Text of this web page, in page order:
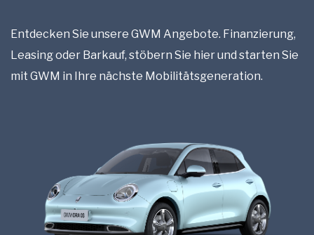
Entdecken Sie unsere GWM Angebote. Finanzierung,
Leasing oder Barkauf, stöbern Sie hier und starten Sie
mit GWM in Ihre nächste Mobilitätsgeneration.